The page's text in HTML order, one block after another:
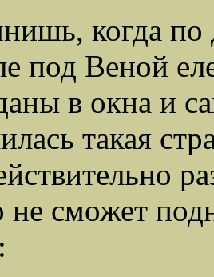
когда по
под Веной
в окна и
такая
не сможет